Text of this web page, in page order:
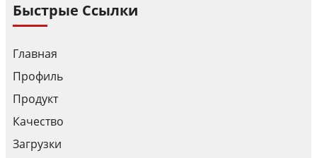
Быстрые Ссылки
Главная
Профиль
Продукт
Качество
Загрузки